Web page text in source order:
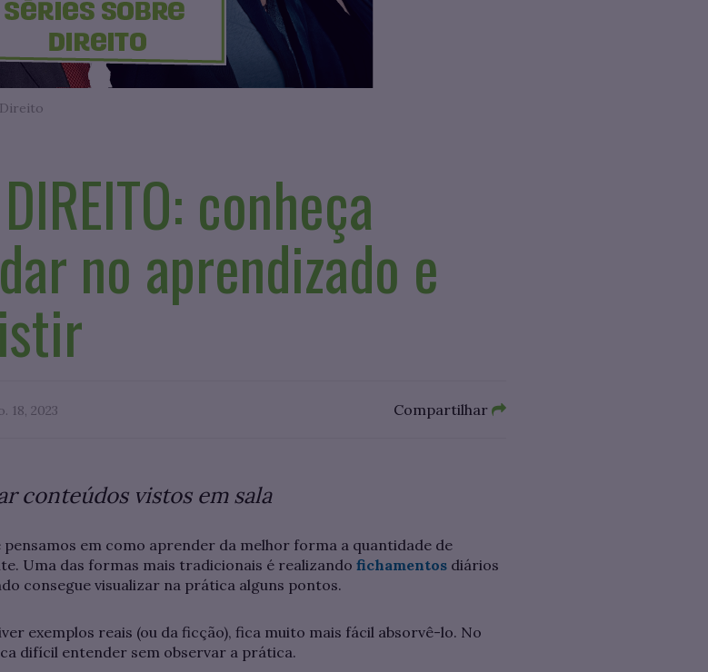
conheça
no aprendizado e
18, 2023 Compartilhar
conteúdos vistos em sala
em como aprender da melhor forma a quantidade de
Uma das formas mais tradicionais é realizando fichamentos diários
consegue visualizar na prática alguns pontos.
exemplos reais (ou da ficção), fica muito mais fácil absorvê-lo. No
difícil entender sem observar a prática.